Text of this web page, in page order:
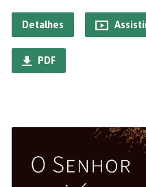
Detalhes
PDF